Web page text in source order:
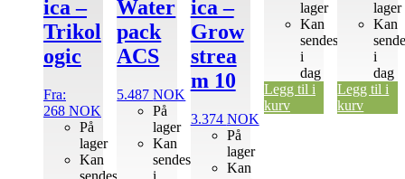
ica –
Trikol
ogic
Fra:
268 NOK
På
lager
Kan
sendes
Water
pack
ACS
5.487NOK
På
lager
Kan
sendes
i
ica –
Grow
strea
m 10
3.374 NOK
På
lager
Kan
lager
Kan
sendes
i
dag
Legg til i
kurv
lager
Kan
i
dag
Legg til i
kurv